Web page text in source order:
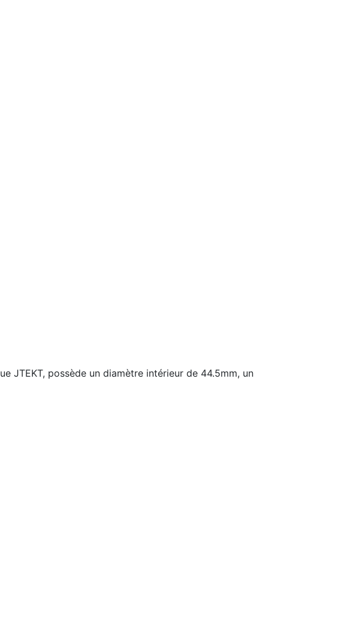
JTEKT, possède un diamètre intérieur de 44.5mm, un